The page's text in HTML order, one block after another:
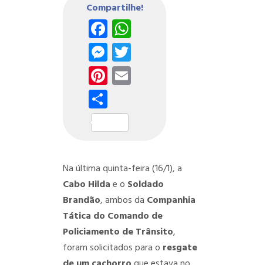
Compartilhe!
Facebook
WhatsApp
Messenger
Twitter
Pinterest
Email
Share
Na última quinta-feira (16/1), a
Cabo Hildae o Soldado
Brandão, ambos da Companhia
Tática do Comando de
Policiamento de Trânsito,
foram solicitados para o resgate